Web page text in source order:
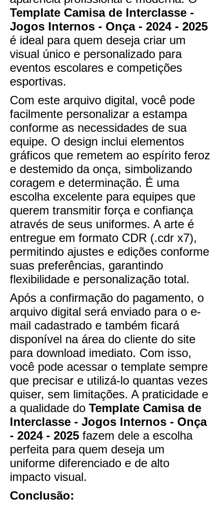
Template Camisa de Interclasse -
Jogos Internos - Onça - 2024 - 2025
é ideal para quem deseja criar um
visual único e personalizado para
eventos escolares e competições
esportivas.
Com este arquivo digital, você pode
facilmente personalizar a estampa
conforme as necessidades de sua
equipe. O design inclui elementos
gráficos que remetem ao espírito feroz
e destemido da onça, simbolizando
coragem e determinação. É uma
escolha excelente para equipes que
querem transmitir força e confiança
através de seus uniformes. A arte é
entregue em formato CDR (.cdr x7),
permitindo ajustes e edições conforme
suas preferências, garantindo
flexibilidade e personalização total.
Após a confirmação do pagamento, o
arquivo digital será enviado para o e-
mail cadastrado e também ficará
disponível na área do cliente do site
para download imediato. Com isso,
você pode acessar o template sempre
que precisar e utilizá-lo quantas vezes
quiser, sem limitações. A praticidade e
a qualidade do Template Camisa de
Interclasse - Jogos Internos - Onça
- 2024 - 2025 fazem dele a escolha
perfeita para quem deseja um
uniforme diferenciado e de alto
impacto visual.
Conclusão: